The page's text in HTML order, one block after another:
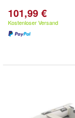
101,99 €
Kostenloser Versand